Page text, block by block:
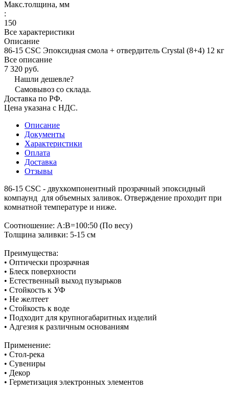
Макс.толщина, мм
:
150
Все характеристики
Описание
86-15 CSC Эпоксидная смола + отвердитель Crystal (8+4) 12 кг
Все описание
7 320 руб.
Нашли дешевле?
Самовывоз со склада.
Доставка по РФ.
Цена указана с НДС.
Описание
Документы
Характеристики
Оплата
Доставка
Отзывы
86-15 CSC - двухкомпонентный прозрачный эпоксидный
компаунд для объемных заливок. Отверждение проходит при
комнатной температуре и ниже.
Соотношение: А:В=100:50 (По весу)
Толщина заливки: 5-15 см
Преимущества:
• Оптически прозрачная
• Блеск поверхности
• Естественный выход пузырьков
• Стойкость к УФ
• Не желтеет
• Стойкость к воде
• Подходит для крупногабаритных изделий
• Адгезия к различным основаниям
Применение:
• Стол-река
• Сувениры
• Декор
• Герметизация электронных элементов